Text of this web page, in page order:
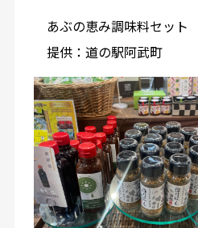
あぶの恵み調味料セット
提供：道の駅阿武町